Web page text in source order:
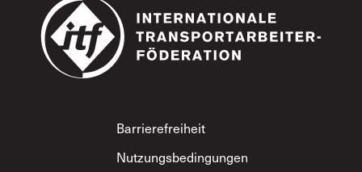
Footer
Barrierefreiheit
Nutzungsbedingungen